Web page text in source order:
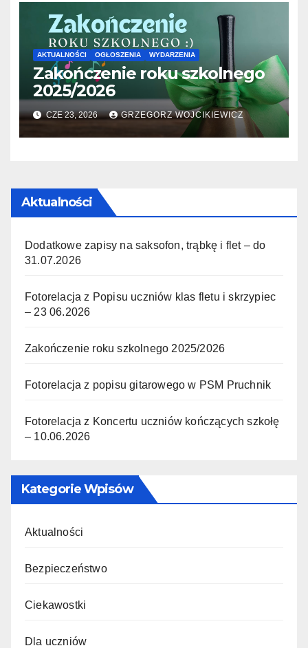
AKTUALNOŚCI OGŁOSZENIA WYDARZENIA
Zakończenie roku szkolnego
2025/2026
CZE 23, 2026 GRZEGORZ WOJCIKIEWICZ
Aktualności
Dodatkowe zapisy na saksofon, trąbkę i flet – do
31.07.2026
Fotorelacja z Popisu uczniów klas fletu i skrzypiec
– 23 06.2026
Zakończenie roku szkolnego 2025/2026
Fotorelacja z popisu gitarowego w PSM Pruchnik
Fotorelacja z Koncertu uczniów kończących szkołę
– 10.06.2026
Kategorie Wpisów
Aktualności
Bezpieczeństwo
Ciekawostki
Dla uczniów